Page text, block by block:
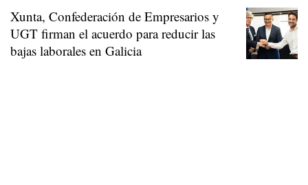
Xunta, Confederación de Empresarios y
UGT firman el acuerdo para reducir las
bajas laborales en Galicia